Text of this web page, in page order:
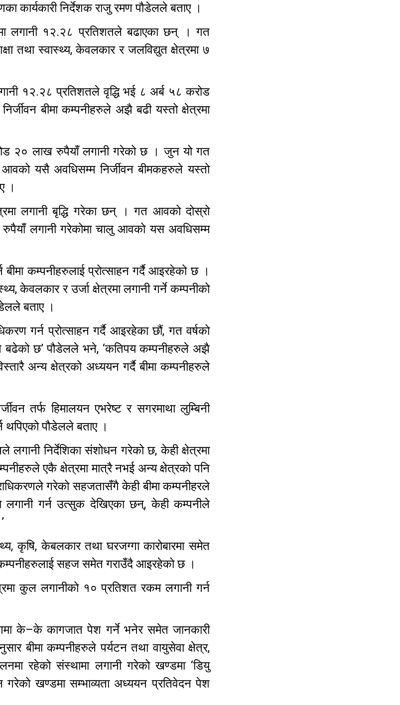
कार्यकारी निर्देशक राजु रमण पौडेलले बताए ।
लगानी १२.२८ प्रतिशतले बढाएका छन् । गत
तथा स्वास्थ्य, केवलकार र जलविद्युत क्षेत्रमा ७
१२.२८ प्रतिशतले वृद्धि भई ८ अर्ब ५८ करोड
बीमा कम्पनीहरुले अझै बढी यस्तो क्षेत्रमा
२० लाख रुपैयाँ लगानी गरेको छ । जुन यो गत
यसै अवधिसम्म निर्जीवन बीमकहरुले यस्तो
।
लगानी बृद्धि गरेका छन् । गत आवको दोस्रो
लगानी गरेकोमा चालु आवको यस अवधिसम्म
कम्पनीहरुलाई प्रोत्साहन गर्दै आइरहेको छ ।
केवलकार र उर्जा क्षेत्रमा लगानी गर्ने कम्पनीको
बताए ।
गर्न प्रोत्साहन गर्दै आइरहेका छौं, गत वर्षको
बढेको छ’ पौडेलले भने, ‘कतिपय कम्पनीहरुले अझै
अन्य क्षेत्रको अध्ययन गर्दै बीमा कम्पनीहरुले
तर्फ हिमालयन एभरेष्ट र सगरमाथा लुम्बिनी
थपिएको पौडेलले बताए ।
लगानी निर्देशिका संशोधन गरेको छ, केही क्षेत्रमा
एकै क्षेत्रमा मात्रै नभई अन्य क्षेत्रको पनि
गरेको सहजतासँगै केही बीमा कम्पनीहरले
लगानी गर्न उत्सुक देखिएका छन्, केही कम्पनीले
कृषि, केबलकार तथा घरजग्गा कारोबारमा समेत
कम्पनीहरुलाई सहज समेत गराउँदै आइरहेको छ ।
कुल लगानीको १० प्रतिशत रकम लगानी गर्न
के–के कागजात पेश गर्ने भनेर समेत जानकारी
बीमा कम्पनीहरुले पर्यटन तथा वायुसेवा क्षेत्र,
रहेको संस्थामा लगानी गरेको खण्डमा ‘डियु
खण्डमा सम्भाव्यता अध्ययन प्रतिवेदन पेश